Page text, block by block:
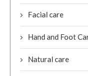
Facial care
Hand and Foot
Natural care